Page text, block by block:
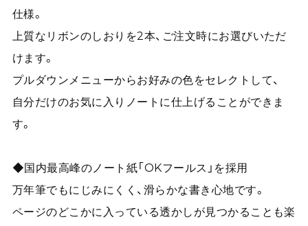
仕様。
上質なリボンのしおりを2本、ご注文時にお選びいただ
けます。
プルダウンメニューからお好みの色をセレクトして、
自分だけのお気に入りノートに仕上げることができま
す。
◆国内最高峰のノート紙「OKフールス」を採用
万年筆でもにじみにくく、滑らかな書き心地です。
ページのどこかに入っている透かしが見つかることも楽